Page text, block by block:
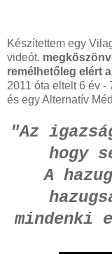
Készítettem egy
videót.
remélhetőleg elért
2011 óta eltelt 6 év
és egy Alternatív
"Az
hogy
A
mindenki